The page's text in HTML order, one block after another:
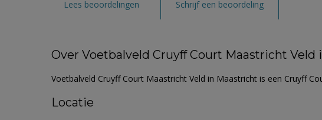
Lees beoordelingen Schrijf een beoordeling
Over Voetbalveld Cruyff Court Maastricht Veld
Voetbalveld Cruyff Court Maastricht Veld in Maastricht is een Cruyff
Locatie